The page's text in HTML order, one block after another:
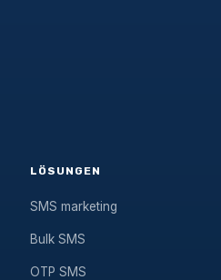
LÖSUNGEN
SMS marketing
Bulk SMS
OTP SMS